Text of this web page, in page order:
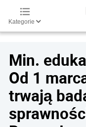
Kategorie
Min.
Od 1
trwają